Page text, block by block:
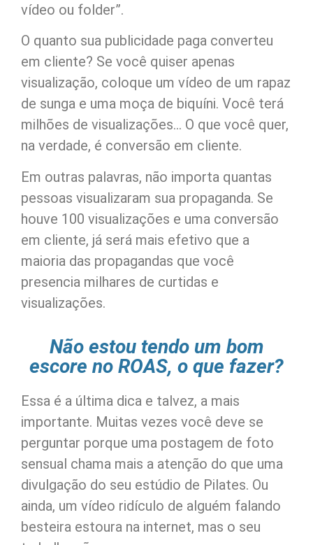
vídeo ou folder”.
O quanto sua publicidade paga converteu
em cliente? Se você quiser apenas
visualização, coloque um vídeo de um rapaz
de sunga e uma moça de biquíni. Você terá
milhões de visualizações… O que você quer,
na verdade, é conversão em cliente.
Em outras palavras, não importa quantas
pessoas visualizaram sua propaganda. Se
houve 100 visualizações e uma conversão
em cliente, já será mais efetivo que a
maioria das propagandas que você
presencia milhares de curtidas e
visualizações.
Não estou tendo um bom
escore no ROAS, o que fazer?
Essa é a última dica e talvez, a mais
importante. Muitas vezes você deve se
perguntar porque uma postagem de foto
sensual chama mais a atenção do que uma
divulgação do seu estúdio de Pilates. Ou
ainda, um vídeo ridículo de alguém falando
besteira estoura na internet, mas o seu